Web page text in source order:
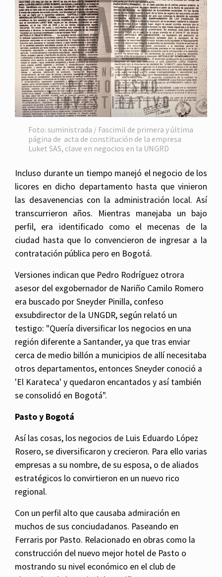
Foto: suministrada / Fascimil de primera y última
página de acta de constitución de la empresa
Luket SAS, clave en negocios en la UNGRD
Incluso durante un tiempo manejó el negocio de los
licores en dicho departamento hasta que vinieron
las desavenencias con la administración local. Así
transcurrieron años. Mientras manejaba un bajo
perfil, era identificado como el mecenas de la
ciudad hasta que lo convencieron de ingresar a la
contratación pública pero en Bogotá.
Versiones indican que Pedro Rodríguez otrora
asesor del exgobernador de Nariño Camilo Romero
era buscado por Sneyder Pinilla, confeso
exsubdirector de la UNGDR, según relató un
testigo: "Quería diversificar los negocios en una
región diferente a Santander, ya que tras enviar
cerca de medio billón a municipios de allí necesitaba
otros departamentos, entonces Sneyder conoció a
'El Karateca' y quedaron encantados y así también
se consolidó en Bogotá".
Pasto y Bogotá
Así las cosas, los negocios de Luis Eduardo López
Rosero, se diversificaron y crecieron. Para ello varias
empresas a su nombre, de su esposa, o de aliados
estratégicos lo convirtieron en un nuevo rico
regional.
Con un perfil alto que causaba admiración en
muchos de sus conciudadanos. Paseando en
Ferraris por Pasto. Relacionado en obras como la
construcción del nuevo mejor hotel de Pasto o
mostrando su nivel económico en el club de